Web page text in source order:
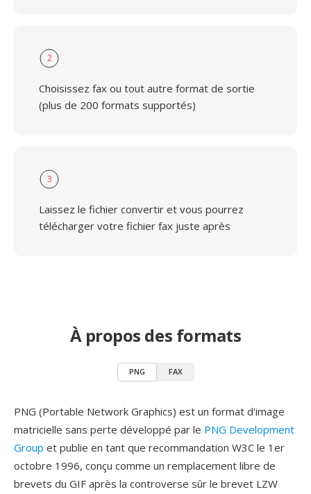
2
Choisissez fax ou tout autre format de sortie
(plus de 200 formats supportés)
3
Laissez le fichier convertir et vous pourrez
télécharger votre fichier fax juste après
À propos des formats
PNG FAX
PNG (Portable Network Graphics) est un format d'image
matricielle sans perte développé par le PNG Development
Group et publie en tant que recommandation W3C le 1er
octobre 1996, conçu comme un remplacement libre de
brevets du GIF après la controverse sûr le brevet LZW